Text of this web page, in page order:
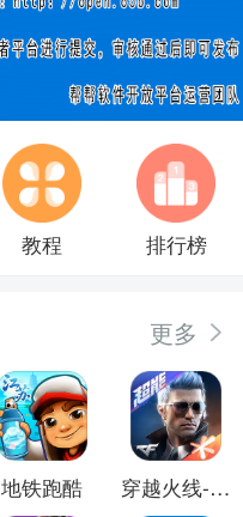
教程 排行榜
更多
地铁跑酷 穿越火线-枪战王者